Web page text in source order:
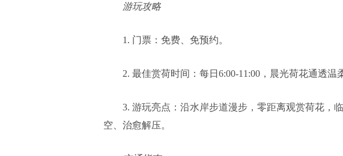
游玩攻略
1. 门票：免费、免预约。
2. 最佳赏荷时间：每日6:00-11:00，晨光荷花通透温
3. 游玩亮点：沿水岸步道漫步，零距离观赏荷花，
空、治愈解压。